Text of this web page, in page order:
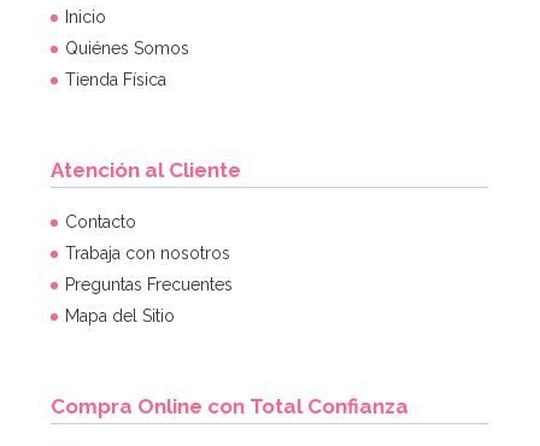
Inicio
Quiénes Somos
Tienda Física
Atención al Cliente
Contacto
Trabaja con nosotros
Preguntas Frecuentes
Mapa del Sitio
Compra Online con Total Confianza